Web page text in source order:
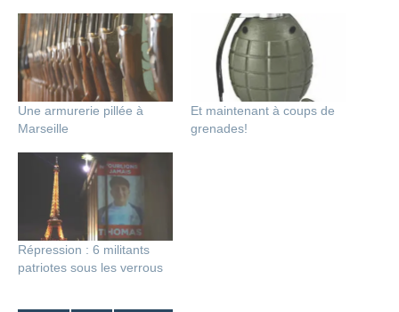
Une armurerie pillée à
Marseille
Et maintenant à coups de
grenades!
Répression : 6 militants
patriotes sous les verrous